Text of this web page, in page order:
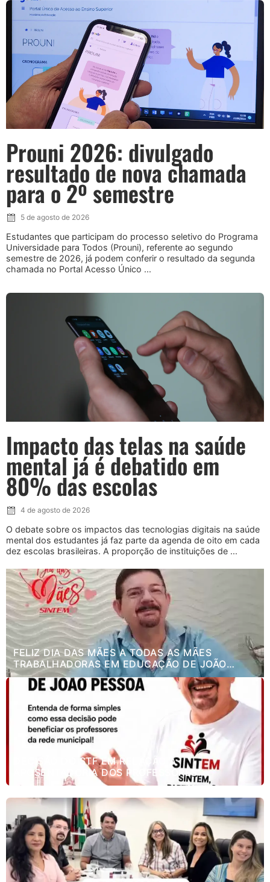
Prouni 2026: divulgado
resultado de nova chamada
para o 2º semestre
5 de agosto de 2026
Estudantes que participam do processo seletivo do Programa
Universidade para Todos (Prouni), referente ao segundo
semestre de 2026, já podem conferir o resultado da segunda
chamada no Portal Acesso Único ...
Impacto das telas na saúde
mental já é debatido em
80% das escolas
4 de agosto de 2026
O debate sobre os impactos das tecnologias digitais na saúde
mental dos estudantes já faz parte da agenda de oito em cada
dez escolas brasileiras. A proporção de instituições de ...
FELIZ DIA DAS MÃES A TODAS AS MÃES
TRABALHADORAS EM EDUCAÇÃO DE JOÃO
PESSOA.
DECISÃO DO STF EM RELAÇÃO A
APOSENTADORIA DOS PROFESSORES.